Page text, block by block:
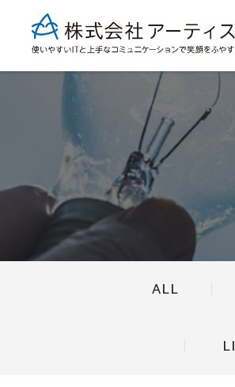
ALL